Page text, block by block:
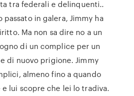
tra federali e delinquenti..
in galera, Jimmy ha
Ma non sa dire no a un
di un complice per un
di nuovo prigione. Jimmy
almeno fino a quando
lui scopre che lei lo tradiva.